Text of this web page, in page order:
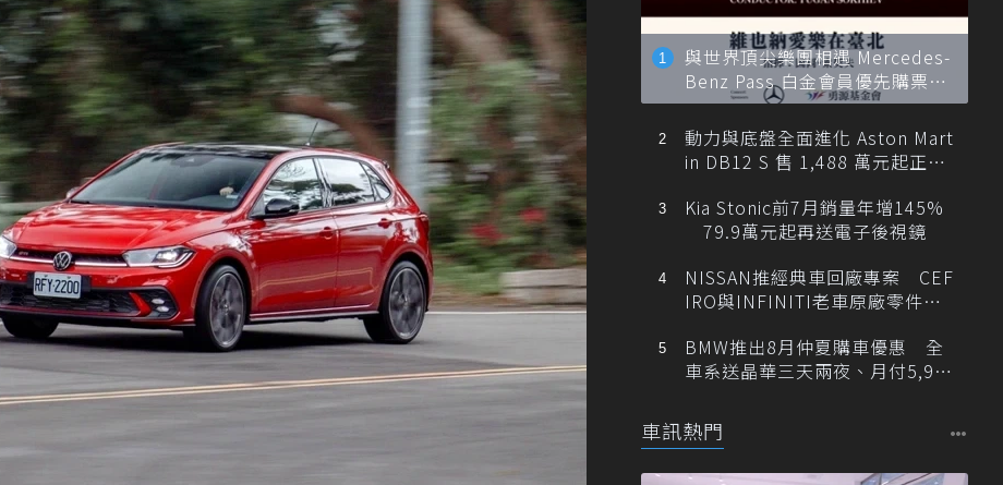
與世界頂尖樂團相遇 Mercedes-
Benz Pass 白金會員優先購票維
也納愛樂
動力與底盤全面進化 Aston Mart
in DB12 S 售 1,488 萬元起正式
Kia Stonic前7月銷量年增145%
79.9萬元起再送電子後視鏡
NISSAN推經典車回廠專案 CEF
IRO與INFINITI老車原廠零件最
BMW推出8月仲夏購車優惠 全
車系送晶華三天兩夜、月付5,900
車訊熱門